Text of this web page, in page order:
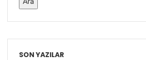
SON YAZILAR